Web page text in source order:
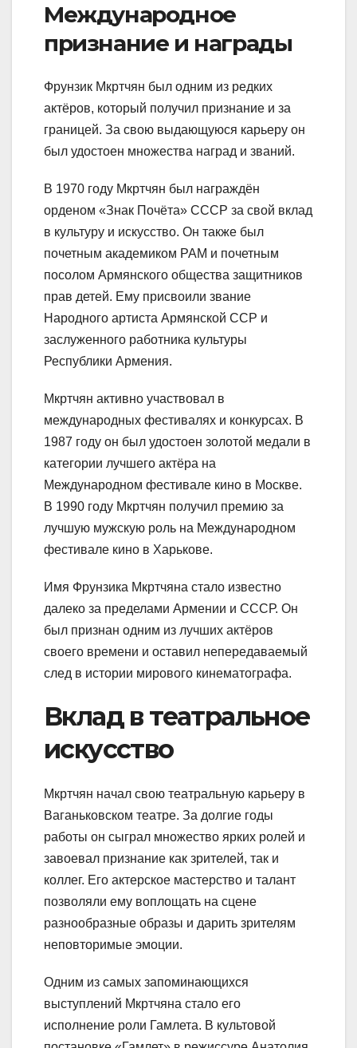
Международное
признание и награды
Фрунзик Мкртчян был одним из редких
актёров, который получил признание и за
границей. За свою выдающуюся карьеру он
был удостоен множества наград и званий.
В 1970 году Мкртчян был награждён
орденом «Знак Почёта» СССР за свой вклад
в культуру и искусство. Он также был
почетным академиком РАМ и почетным
посолом Армянского общества защитников
прав детей. Ему присвоили звание
Народного артиста Армянской ССР и
заслуженного работника культуры
Республики Армения.
Мкртчян активно участвовал в
международных фестивалях и конкурсах. В
1987 году он был удостоен золотой медали в
категории лучшего актёра на
Международном фестивале кино в Москве.
В 1990 году Мкртчян получил премию за
лучшую мужскую роль на Международном
фестивале кино в Харькове.
Имя Фрунзика Мкртчяна стало известно
далеко за пределами Армении и СССР. Он
был признан одним из лучших актёров
своего времени и оставил непередаваемый
след в истории мирового кинематографа.
Вклад в театральное
искусство
Мкртчян начал свою театральную карьеру в
Ваганьковском театре. За долгие годы
работы он сыграл множество ярких ролей и
завоевал признание как зрителей, так и
коллег. Его актерское мастерство и талант
позволяли ему воплощать на сцене
разнообразные образы и дарить зрителям
неповторимые эмоции.
Одним из самых запоминающихся
выступлений Мкртчяна стало его
исполнение роли Гамлета. В культовой